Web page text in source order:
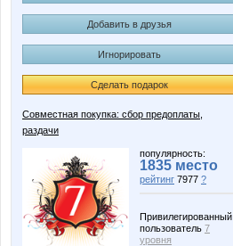
Добавить в друзья
Игнорировать
Сделать подарок
Совместная покупка: сбор предоплаты,
раздачи
популярность:
1835 место
рейтинг 7977 ?
Привилегированный
пользователь 7
уровня